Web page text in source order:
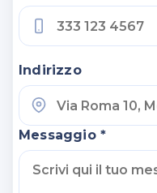
Indirizzo
Messaggio *